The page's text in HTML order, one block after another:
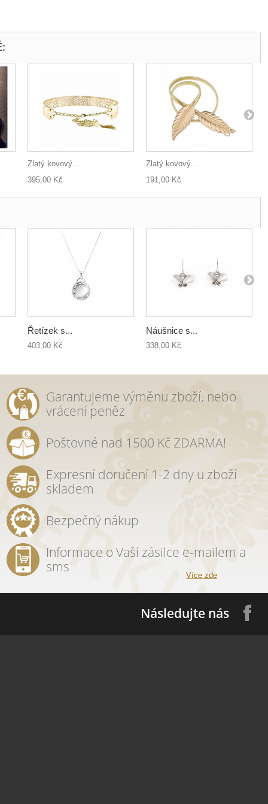
Zlatý kovový...
395,00 Kč
Zlatý kovový...
191,00 Kč
Řetízek s...
403,00 Kč
Náušnice s...
338,00 Kč
Garantujeme výměnu zboží, nebo
vrácení peněz
Poštovné nad 1500 Kč ZDARMA!
Expresní doručení 1-2 dny u zboží
skladem
Bezpečný nákup
Informace o Vaší zásilce e-mailem a
sms
Více zde
Následujte nás